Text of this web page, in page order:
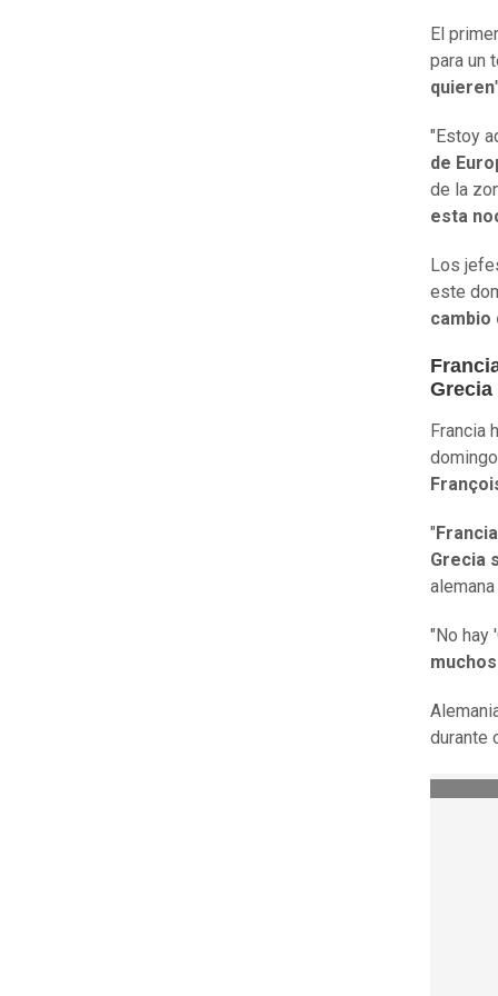
El
para un
quieren
"Estoy
de
de la
esta
Los
este
cambio
Francia
"
Grecia
"No hay
durante